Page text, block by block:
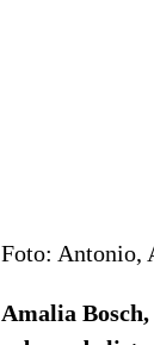
Foto: Antonio,
Amalia